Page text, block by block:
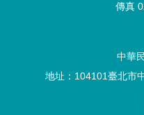
傳真
中華
地址：104101臺北市